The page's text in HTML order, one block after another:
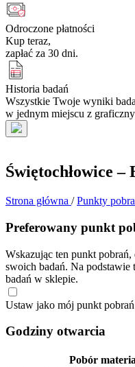
Odroczone płatności
Kup teraz,
zapłać za 30 dni.
Historia badań
Wszystkie Twoje wyniki
w jednym miejscu z
Świętochłowice –
Strona główna / Punkty
Preferowany punkt
Wskazując ten punkt
swoich badań. Na podstawie
badań w sklepie.
Ustaw jako mój punkt pobrań
Godziny otwarcia
Pobór